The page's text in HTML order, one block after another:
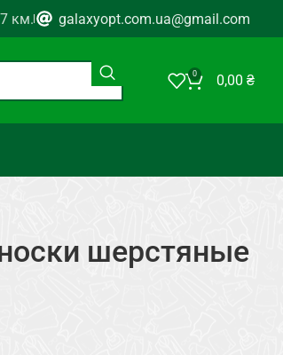
км. galaxyopt.com.ua@gmail.com
0 0,00 ₴
шерстяные